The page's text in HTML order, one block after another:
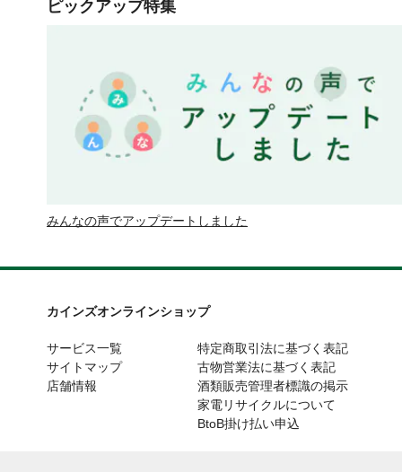
ピックアップ特集
みんなの声でアップデートしました
カインズオンラインショップ
サービス一覧
サイトマップ
店舗情報
特定商取引法に基づく表記
古物営業法に基づく表記
酒類販売管理者標識の掲示
家電リサイクルについて
BtoB掛け払い申込